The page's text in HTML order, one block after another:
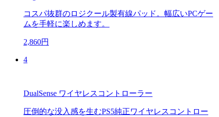
コスパ抜群のロジクール製有線パッド。幅広いPCゲー
ムを手軽に楽しめます。
2,860円
4
DualSense ワイヤレスコントローラー
圧倒的な没入感を生むPS5純正ワイヤレスコントロー